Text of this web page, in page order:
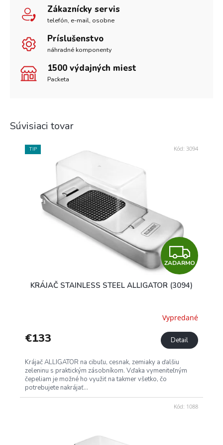
Zákaznícky servis
telefón, e-mail, osobne
Príslušenstvo
náhradné komponenty
1500 výdajných miest
Packeta
Súvisiaci tovar
TIP
Z
A
D
A
R
ZADARMO
KRÁJAČ STAINLESS STEEL ALLIGATOR (3094)
Vypredané
€133 Detail
Krájač ALLIGATOR na cibuľu, cesnak, zemiaky a ďalšiu
zeleninu s praktickým zásobníkom. Vďaka vymeniteľným
čepeliam je možné ho využiť na takmer všetko, čo
potrebujete nakrájať...
Kód: 3094
Kód: 1088